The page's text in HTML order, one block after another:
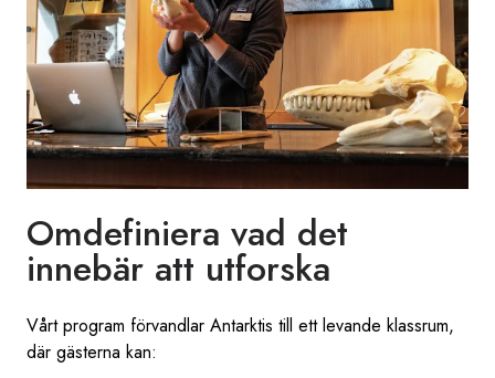
Omdefiniera vad det
innebär att utforska
Vårt program förvandlar Antarktis till ett levande klassrum,
där gästerna kan: